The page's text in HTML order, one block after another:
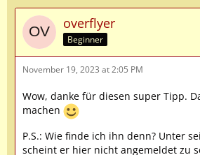
overflyer
Beginner
November 19, 2023 at 2:05 PM
Wow, danke für diesen super Tipp.
machen
P.S.: Wie finde ich ihn denn? Unter
scheint er hier nicht angemeldet zu